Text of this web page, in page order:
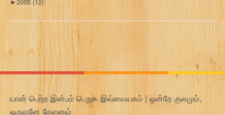
►2005 (12)
யான் பெற்ற இன்பம் பெறுக இவ்வையகம் | ஒன்றே குலமும்,
ஒருவனே தேவனும்